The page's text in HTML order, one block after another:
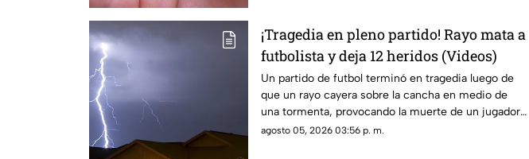
¡Tragedia en pleno partido! Rayo mata a
futbolista y deja 12 heridos (Videos)
Un partido de futbol terminó en tragedia luego de
que un rayo cayera sobre la cancha en medio de
una tormenta, provocando la muerte de un jugador
y dejando a otras 12 personas lesionadas.
agosto 05, 2026 03:56 p. m.